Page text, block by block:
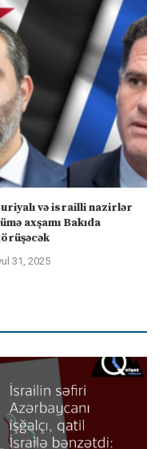
və israilli nazirlər
axşamı Bakıda
31, 2025